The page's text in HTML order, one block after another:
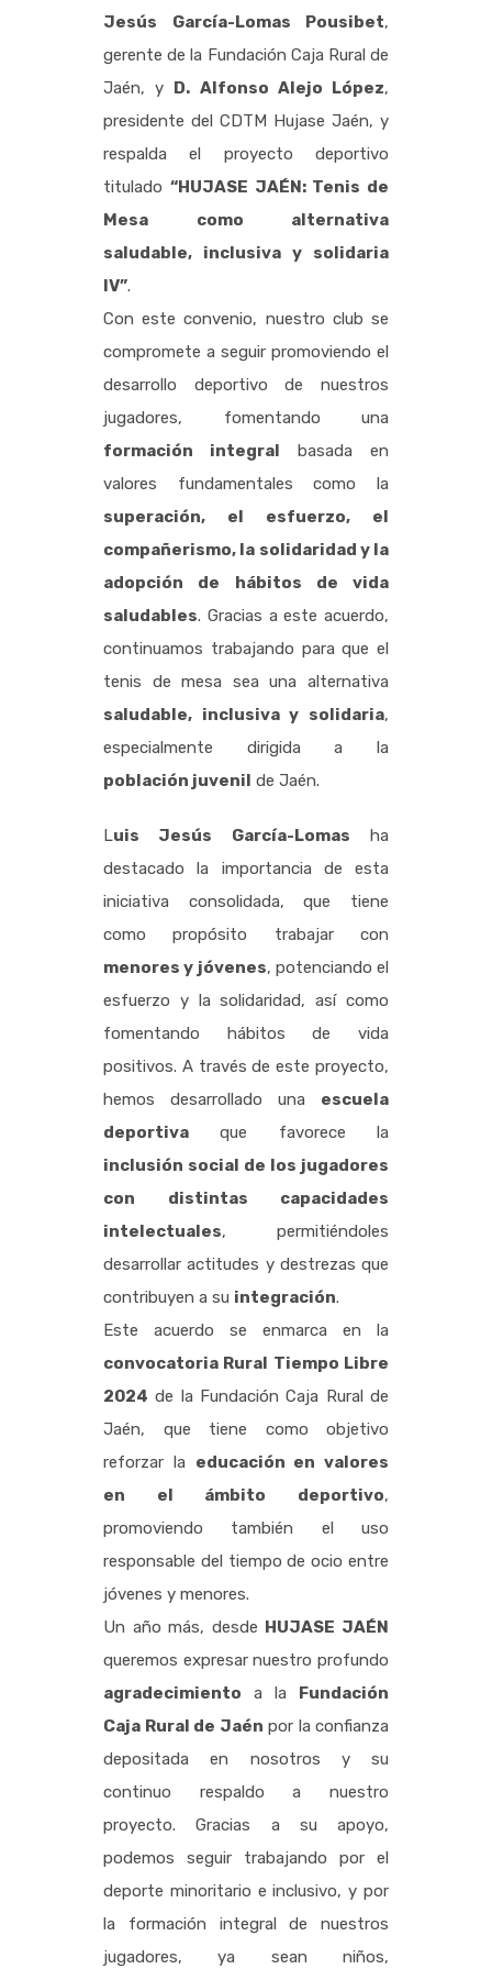
Jesús García-Lomas Pousibet,
gerente de la Fundación Caja Rural de
Jaén, y D. Alfonso Alejo López,
presidente del CDTM Hujase Jaén, y
respalda el proyecto deportivo
titulado “HUJASE JAÉN: Tenis de
Mesa como alternativa
saludable, inclusiva y solidaria
IV”.
Con este convenio, nuestro club se
compromete a seguir promoviendo el
desarrollo deportivo de nuestros
jugadores, fomentando una
formación integral basada en
valores fundamentales como la
superación, el esfuerzo, el
compañerismo, la solidaridad y la
adopción de hábitos de vida
saludables. Gracias a este acuerdo,
continuamos trabajando para que el
tenis de mesa sea una alternativa
saludable, inclusiva y solidaria,
especialmente dirigida a la
población juvenil de Jaén.
Luis Jesús García-Lomas ha
destacado la importancia de esta
iniciativa consolidada, que tiene
como propósito trabajar con
menores y jóvenes, potenciando el
esfuerzo y la solidaridad, así como
fomentando hábitos de vida
positivos. A través de este proyecto,
hemos desarrollado una escuela
deportiva que favorece la
inclusión social de los jugadores
con distintas capacidades
intelectuales, permitiéndoles
desarrollar actitudes y destrezas que
contribuyen a su integración.
Este acuerdo se enmarca en la
convocatoria Rural Tiempo Libre
2024 de la Fundación Caja Rural de
Jaén, que tiene como objetivo
reforzar la educación en valores
en el ámbito deportivo,
promoviendo también el uso
responsable del tiempo de ocio entre
jóvenes y menores.
Un año más, desde HUJASE JAÉN
queremos expresar nuestro profundo
agradecimiento a la Fundación
Caja Rural de Jaén por la confianza
depositada en nosotros y su
continuo respaldo a nuestro
proyecto. Gracias a su apoyo,
podemos seguir trabajando por el
deporte minoritario e inclusivo, y por
la formación integral de nuestros
jugadores, ya sean niños,